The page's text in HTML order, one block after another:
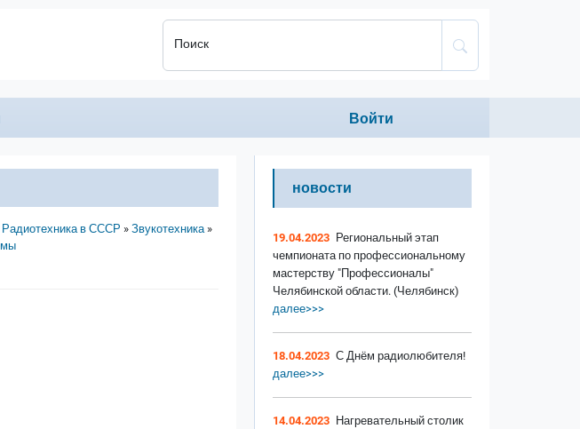
Поиск
Anonumous menu
Войти
Радиотехника в СССР
Звукотехника
новости
19.04.2023 Региональный этап
чемпионата по профессиональному
мастерству "Профессионалы"
Челябинской области. (Челябинск)
далее>>>
18.04.2023 С Днём радиолюбителя!
далее>>>
14.04.2023 Нагревательный столик